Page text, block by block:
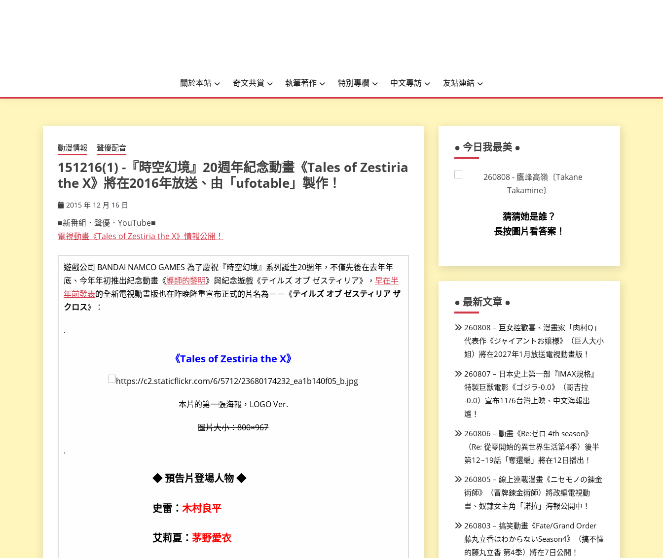
關於本站 奇文共賞 執筆著作 特別專欄 中文專訪 友站連結
動漫情報 聲優配音
151216(1) -『時空幻境』20週年紀念動畫《Tales of Zestiria
the X》將在2016年放送、由「ufotable」製作！
2015 年 12 月 16 日
■新番組．聲優．YouTube■
電視動畫《Tales of Zestiria the X》情報公開！
遊戲公司 BANDAI NAMCO GAMES 為了慶祝『時空幻境』系列誕生20週年，不僅先後在去年年
底、今年年初推出紀念動畫《導師的黎明》與紀念遊戲《テイルズ オブ ゼスティリア》， 早在半
年前發表的全新電視動畫版也在昨晚隆重宣布正式的片名為－－《テイルズ オブ ゼスティリア ザ
クロス》：
.
《Tales of Zestiria the X》
本片的第一張海報，LOGO Ver.
圖片大小：800×967
.
◆ 預告片登場人物 ◆
史雷： 木村良平
艾莉夏： 茅野愛衣
● 今日我最美 ●
猜猜她是誰？
長按圖片看答案！
● 最新文章 ●
260808 – 巨女控歡喜、漫畫家「肉村Q」
代表作《ジャイアントお嬢様》（巨人大小
姐）將在2027年1月放送電視動畫版！
260807 – 日本史上第一部『IMAX規格』
特製巨獸電影《ゴジラ-0.0》（哥吉拉
-0.0）宣布11/6台灣上映、中文海報出
爐！
260806 – 動畫《Re:ゼロ 4th season》
（Re: 從零開始的異世界生活第4季）後半
第12~19話「奪還編」將在12日播出！
260805 – 線上連載漫畫《ニセモノの錬金
術師》（冒牌鍊金術師）將改編電視動
畫、奴隸女主角「諾拉」海報公開中！
260803 – 搞笑動畫《Fate/Grand Order
藤丸立香はわからないSeason4》（搞不懂
的藤丸立香 第4季）將在7日公開！